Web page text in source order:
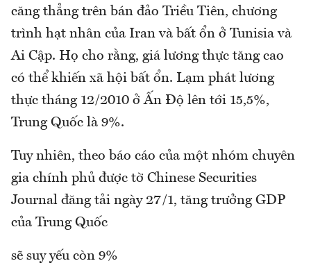
căng thẳng trên bán đảo Triều Tiên, chương
trình hạt nhân của Iran và bất ổn ở Tunisia và
Ai Cập. Họ cho rằng, giá lương thực tăng cao
có thể khiến xã hội bất ổn. Lạm phát lương
thực tháng 12/2010 ở Ấn Độ lên tới 15,5%,
Trung Quốc là 9%.
Tuy nhiên, theo báo cáo của một nhóm chuyên
gia chính phủ được tờ Chinese Securities
Journal đăng tải ngày 27/1, tăng trưởng GDP
của Trung Quốc
sẽ suy yếu còn 9%